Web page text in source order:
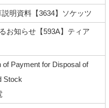
明資料【3634】ソケッツ
お知らせ【593A】ティア
of Payment for Disposal of
Stock